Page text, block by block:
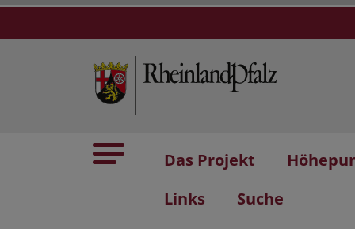
Das Projekt
Links
Suche